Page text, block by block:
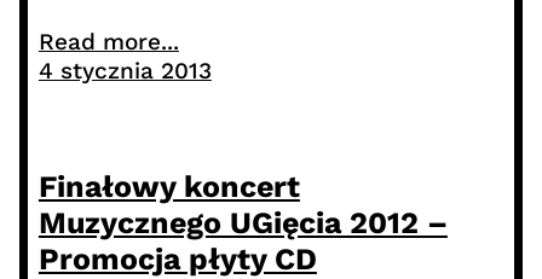
Read more...
4 stycznia 2013
Finałowy koncert
Muzycznego UGięcia 2012 –
Promocja płyty CD